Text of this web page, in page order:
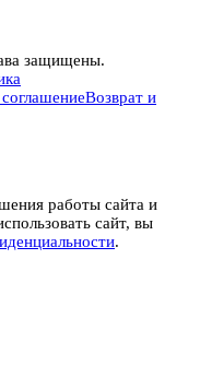
защищены.
Возврат и
работы сайта и
сайт, вы
.